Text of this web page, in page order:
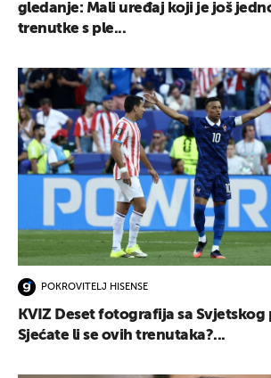
gledanje: Mali uređaj koji je još
trenutke s ple...
POKROVITELJ HISENSE
KVIZ Deset fotografija sa Svjetskog
Sjećate li se ovih trenutaka?...